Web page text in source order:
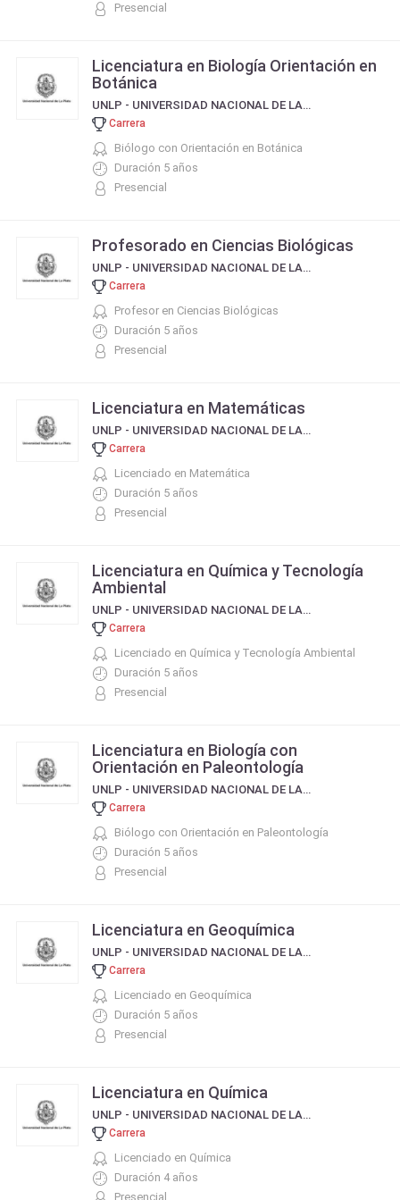
Presencial
Licenciatura en Biología Orientación en
Botánica
UNLP - UNIVERSIDAD NACIONAL DE LA PLATA
Carrera
Biólogo con Orientación en Botánica
Duración 5 años
Presencial
Profesorado en Ciencias Biológicas
UNLP - UNIVERSIDAD NACIONAL DE LA PLATA
Carrera
Profesor en Ciencias Biológicas
Duración 5 años
Presencial
Licenciatura en Matemáticas
UNLP - UNIVERSIDAD NACIONAL DE LA PLATA
Carrera
Licenciado en Matemática
Duración 5 años
Presencial
Licenciatura en Química y Tecnología
Ambiental
UNLP - UNIVERSIDAD NACIONAL DE LA PLATA
Carrera
Licenciado en Química y Tecnología Ambiental
Duración 5 años
Presencial
Licenciatura en Biología con
Orientación en Paleontología
UNLP - UNIVERSIDAD NACIONAL DE LA PLATA
Carrera
Biólogo con Orientación en Paleontología
Duración 5 años
Presencial
Licenciatura en Geoquímica
UNLP - UNIVERSIDAD NACIONAL DE LA PLATA
Carrera
Licenciado en Geoquímica
Duración 5 años
Presencial
Licenciatura en Química
UNLP - UNIVERSIDAD NACIONAL DE LA PLATA
Carrera
Licenciado en Química
Duración 4 años
Presencial